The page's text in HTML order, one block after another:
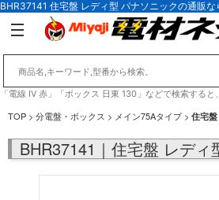
BHR37141 住宅盤 レディ型 パナソニックの通販な
「電線 IV 赤」「ボックス 日東 130」などで検索すると
TOP > 分電盤・ボックス > メイン75Aタイプ> 住宅
BHR37141｜住宅盤 レディ